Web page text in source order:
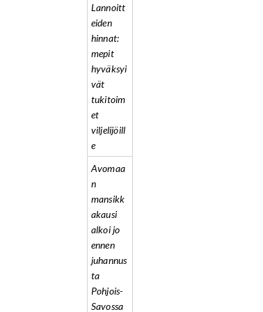
Lannoitt
eiden
hinnat:
mepit
hyväksyi
vät
tukitoim
et
viljelijöill
e
Avomaa
n
mansikk
akausi
alkoi jo
ennen
juhannus
ta
Pohjois-
Savossa